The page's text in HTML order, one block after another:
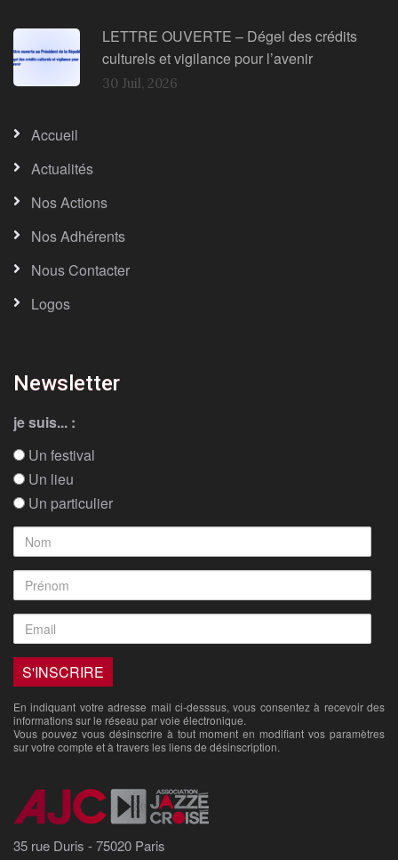
LETTRE OUVERTE – Dégel des crédits
culturels et vigilance pour l’avenir
30 Juil, 2026
Accueil
Actualités
Nos Actions
Nos Adhérents
Nous Contacter
Logos
Newsletter
je suis... :
Un festival
Un lieu
Un particulier
En indiquant votre adresse mail ci-desssus, vous consentez à recevoir des
informations sur le réseau par voie électronique.
Vous pouvez vous désinscrire à tout moment en modifiant vos paramètres
sur votre compte et à travers les liens de désinscription.
35 rue Duris - 75020 Paris